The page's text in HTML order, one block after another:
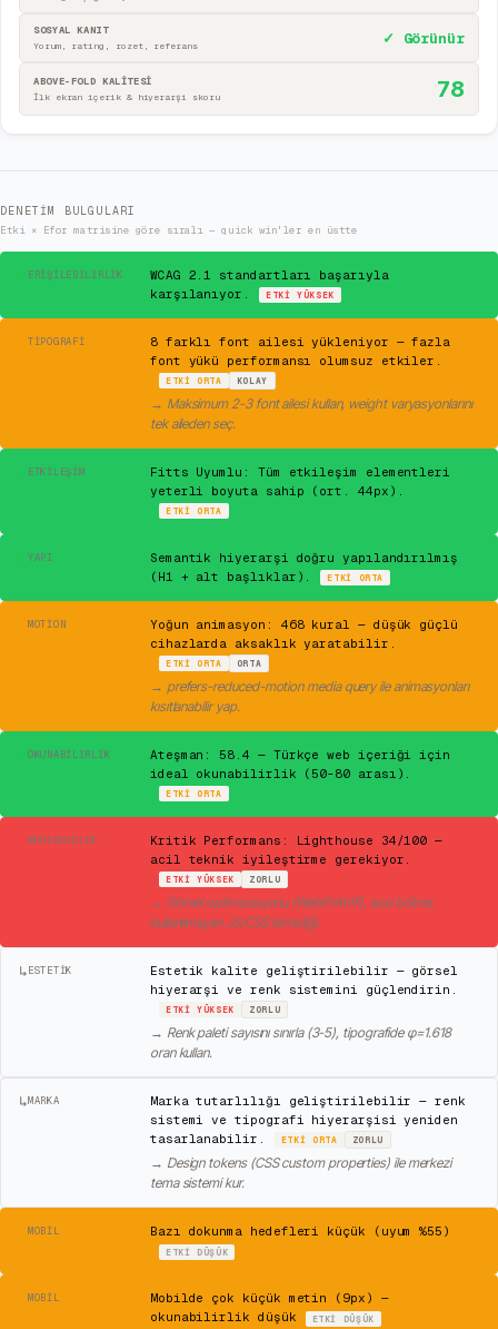
SOSYAL KANIT
Yorum, rating, rozet, referans ✓ Görünür
ABOVE-FOLD KALİTESİ
İlk ekran içerik & hiyerarşi skoru 78
DENETIM BULGULARI
Etki × Efor matrisine göre sıralı — quick win'ler en üstte
ERIŞILEBILIRLIK
WCAG 2.1 standartları başarıyla
karşılanıyor.
ETKIYÜKSEK
TIPOGRAFI
8 farklı font ailesi yükleniyor — fazla
font yükü performansı olumsuz etkiler.
ETKIORTA KOLAY
→ Maksimum 2-3 font ailesi kullan, weight varyasyonlarını
tek aileden seç.
ETKILEŞIM
Fitts Uyumlu: Tüm etkileşim elementleri
yeterli boyuta sahip (ort. 44px).
ETKIORTA
YAPI
Semantik hiyerarşi doğru yapılandırılmış
(H1 + alt başlıklar).
ETKI ORTA
MOTION
Yoğun animasyon: 468 kural — düşük güçlü
cihazlarda aksaklık yaratabilir.
ETKIORTA ORTA
→ prefers-reduced-motion media query ile animasyonları
kısıtlanabilir yap.
OKUNABILIRLIK
Ateşman: 58.4 — Türkçe web içeriği için
ideal okunabilirlik (50-80 arası).
ETKIORTA
MÜHENDISLIK
Kritik Performans: Lighthouse 34/100 —
acil teknik iyileştirme gerekiyor.
ETKIYÜKSEK ZORLU
→ Görsel optimizasyonu (WebP/AVIF), kod bölme,
kullanılmayan JS/CSS temizliği.
↳ ESTETIK
Estetik kalite geliştirilebilir — görsel
hiyerarşi ve renk sistemini güçlendirin.
ETKIYÜKSEK ZORLU
→ Renk paleti sayısını sınırla (3-5), tipografide φ=1.618
oran kullan.
↳MARKA
Marka tutarlılığı geliştirilebilir — renk
sistemi ve tipografi hiyerarşisi yeniden
tasarlanabilir.
ETKIORTA ZORLU
→ Design tokens (CSS custom properties) ile merkezi
tema sistemi kur.
MOBIL Bazı dokunma hedefleri küçük (uyum %55)
ETKI DÜŞÜK
MOBIL
Mobilde çok küçük metin (9px) —
okunabilirlik düşük
ETKI DÜŞÜK